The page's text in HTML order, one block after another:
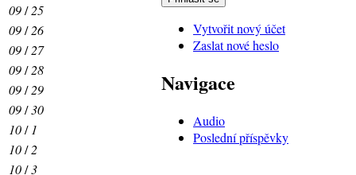
09/25
09/26
09/27
09/28
09/29
09/30
10/ 1
10/2
10/3
Vytvořit nový účet
Zaslat nové heslo
Navigace
Audio
Poslední příspěvky